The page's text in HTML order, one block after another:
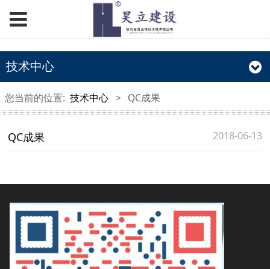
技术中心
您当前的位置: 技术中心 > QC成果
QC成果 2018-06-13